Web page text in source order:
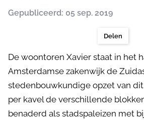
Gepubliceerd: 05 sep. 2019
Delen
De woontoren Xavier staat in het
Amsterdamse zakenwijk de
stedenbouwkundige opzet van
per kavel de verschillende
benaderd als stadspaleizen met